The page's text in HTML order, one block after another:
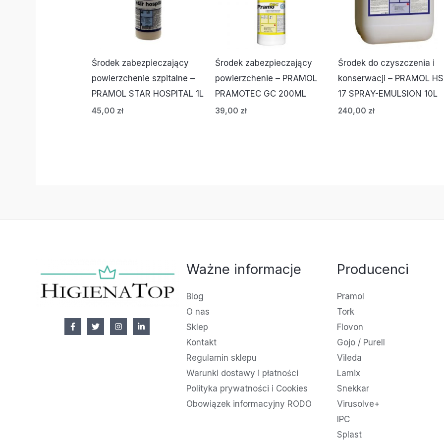
Środek zabezpieczający
powierzchenie szpitalne –
PRAMOL STAR HOSPITAL 1L
45,00 zł
Środek zabezpieczający
powierzchenie – PRAMOL
PRAMOTEC GC 200ML
39,00 zł
Środek do czyszczenia i
konserwacji – PRAMOL
17 SPRAY-EMULSION 10L
240,00 zł
Ważne informacje
Blog
O nas
Sklep
Kontakt
Regulamin sklepu
Warunki dostawy i płatności
Polityka prywatności i Cookies
Obowiązek informacyjny RODO
Producenci
Pramol
Tork
Flovon
Gojo / Purell
Vileda
Lamix
Snekkar
Virusolve+
IPC
Splast